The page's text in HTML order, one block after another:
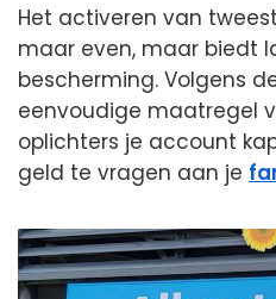
Het activeren van
maar even, maar biedt
bescherming. Volgens
eenvoudige maatregel
oplichters je account
geld te vragen aan je